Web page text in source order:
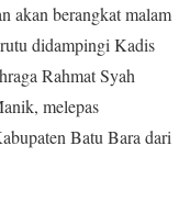
akan berangkat malam
didampingi Kadis
Rahmat Syah
melepas
Batu Bara dari